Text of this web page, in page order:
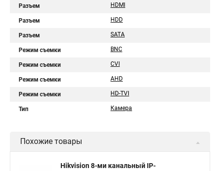
Разъем HDMI
Разъем HDD
Разъем SATA
Режим съемки BNC
Режим съемки CVI
Режим съемки AHD
Режим съемки HD-TVI
Тип Камера
Похожие товары
Hikvision 8-ми канальный IP-